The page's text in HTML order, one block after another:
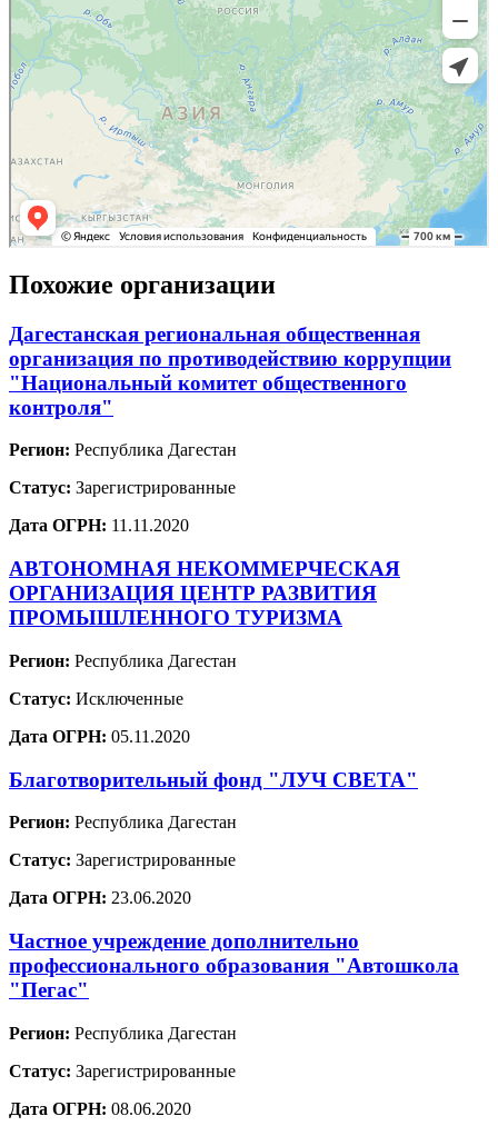
Похожие организации
Дагестанская региональная общественная
организация по противодействию коррупции
"Национальный комитет общественного
контроля"
Регион: Республика Дагестан
Статус: Зарегистрированные
Дата ОГРН: 11.11.2020
АВТОНОМНАЯ НЕКОММЕРЧЕСКАЯ
ОРГАНИЗАЦИЯ ЦЕНТР РАЗВИТИЯ
ПРОМЫШЛЕННОГО ТУРИЗМА
Регион: Республика Дагестан
Статус: Исключенные
Дата ОГРН: 05.11.2020
Благотворительный фонд "ЛУЧ СВЕТА"
Регион: Республика Дагестан
Статус: Зарегистрированные
Дата ОГРН: 23.06.2020
Частное учреждение дополнительно
профессионального образования "Автошкола
"Пегас"
Регион: Республика Дагестан
Статус: Зарегистрированные
Дата ОГРН: 08.06.2020